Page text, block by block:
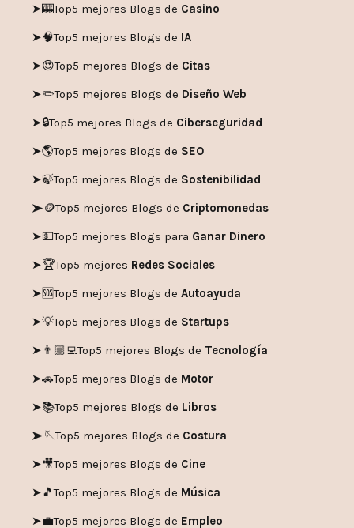
➤🎰Top5 mejores Blogs de Casino
➤🧠Top5 mejores Blogs de IA
➤😍Top5 mejores Blogs de Citas
➤✏️Top5 mejores Blogs de Diseño Web
➤🔒Top5 mejores Blogs de Ciberseguridad
➤🌎Top5 mejores Blogs de SEO
➤🍃Top5 mejores Blogs de Sostenibilidad
➤🪙Top5 mejores Blogs de Criptomonedas
➤💵Top5 mejores Blogs para Ganar Dinero
➤🏆Top5 mejores Redes Sociales
➤🆘Top5 mejores Blogs de Autoayuda
➤💡Top5 mejores Blogs de Startups
➤👨🏼‍💻Top5 mejores Blogs de Tecnología
➤🚗Top5 mejores Blogs de Motor
➤📚Top5 mejores Blogs de Libros
➤🪡Top5 mejores Blogs de Costura
➤🎥Top5 mejores Blogs de Cine
➤🎵Top5 mejores Blogs de Música
➤💼Top5 mejores Blogs de Empleo